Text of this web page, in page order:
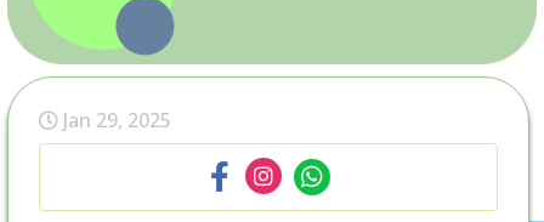
Jan 29, 2025